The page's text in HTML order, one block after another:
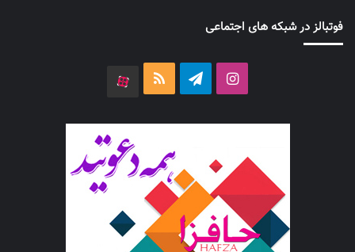
فوتبالز در شبکه های اجتماعی
اینستاگرامتلگرام خوراک